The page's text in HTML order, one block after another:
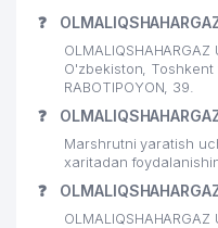
❓
O'zbekiston, Toshkent
RABOTIPOYON, 39.
❓
Marshrutni yaratish
xaritadan
❓